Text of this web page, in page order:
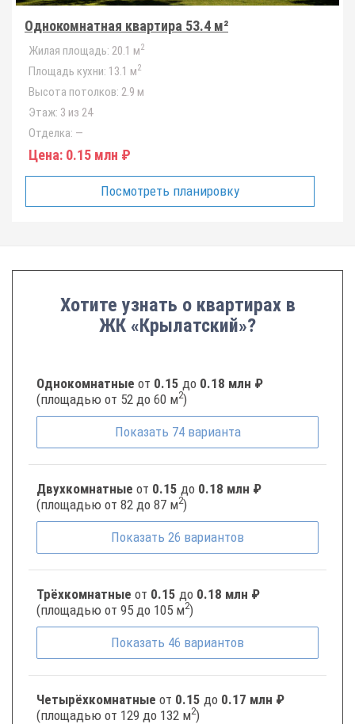
Однокомнатная квартира 53.4 м²
Жилая площадь: 20.1 м2
Площадь кухни: 13.1 м2
Высота потолков: 2.9 м
Этаж: 3 из 24
Отделка: —
Цена: 0.15 млн ₽
Посмотреть планировку
Хотите узнать о квартирах в
ЖК «Крылатский»?
Однокомнатные от 0.15 до 0.18 млн ₽
(площадью от 52 до 60 м2)
Показать 74 варианта
Двухкомнатные от 0.15 до 0.18 млн ₽
(площадью от 82 до 87 м2)
Показать 26 вариантов
Трёхкомнатные от 0.15 до 0.18 млн ₽
(площадью от 95 до 105 м2)
Показать 46 вариантов
Четырёхкомнатные от 0.15 до 0.17 млн ₽
(площадью от 129 до 132 м2)